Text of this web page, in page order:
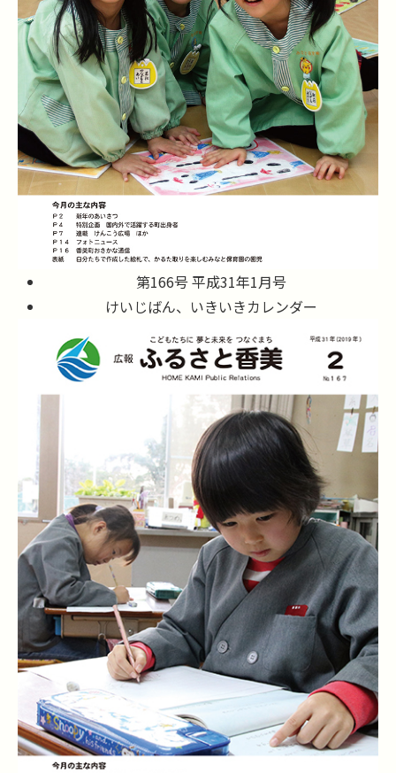
第166号 平成31年1月号
けいじばん、いきいきカレンダー